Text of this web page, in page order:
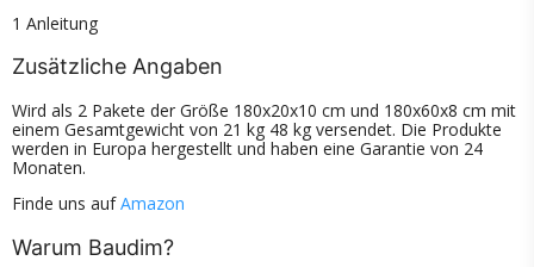
1 Anleitung
Zusätzliche Angaben
Wird als 2 Pakete der Größe 180x20x10 cm und 180x60x8 cm mit
einem Gesamtgewicht von 21 kg 48 kg versendet. Die Produkte
werden in Europa hergestellt und haben eine Garantie von 24
Monaten.
Finde uns aufAmazon
Warum Baudim?